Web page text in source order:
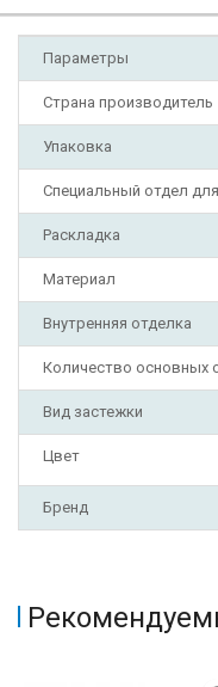
Параметры
Страна производитель
Упаковка
Специальный отдел для
Раскладка
Материал
Внутренняя отделка
Количество основных
Вид застежки
Цвет
Бренд